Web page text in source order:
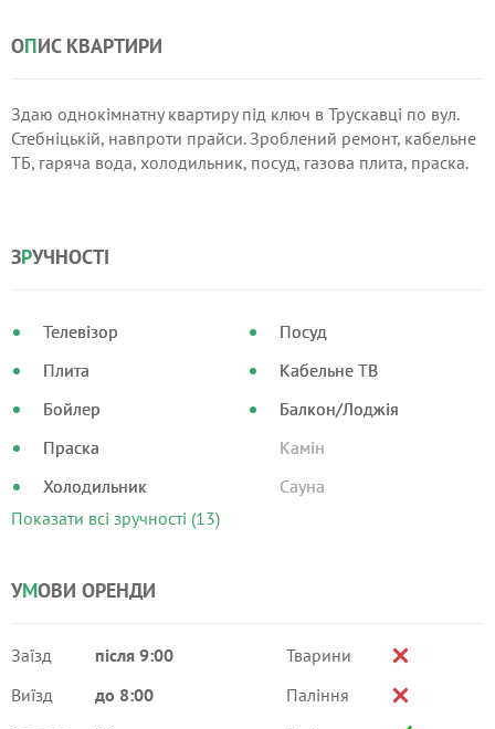
ОПИС КВАРТИРИ
Здаю однокімнатну квартиру під ключ в Трускавці по вул.
Стебніцькій, навпроти прайси. Зроблений ремонт, кабельне
ТБ, гаряча вода, холодильник, посуд, газова плита, праска.
ЗРУЧНОСТІ
Телевізор
Плита
Бойлер
Праска
Холодильник
Посуд
Кабельне ТВ
Балкон/Лоджія
Камін
Сауна
Показати всі зручності (13)
УМОВИ ОРЕНДИ
Заїзд
після 9:00
Виїзд
до 8:00
Тварини
Паління